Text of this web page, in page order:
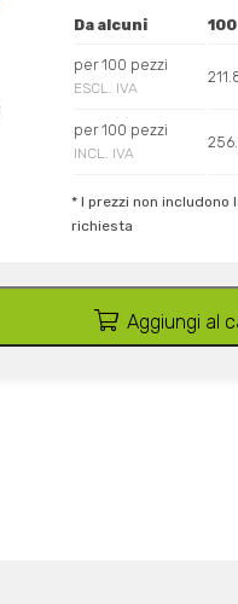
Da alcuni 100
per 100 pezzi
ESCL. IVA
per 100 pezzi
INCL. IVA
* I prezzi non
richiesta
Aggiungi al